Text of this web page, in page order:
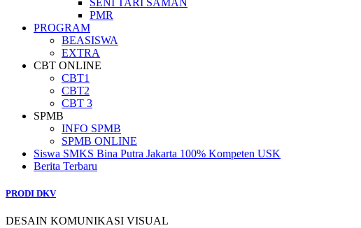
PMR
PROGRAM
BEASISWA
EXTRA
CBT ONLINE
CBT1
CBT2
CBT 3
SPMB
INFO SPMB
SPMB ONLINE
Siswa SMKS Bina Putra Jakarta 100% Kompeten USK
Berita Terbaru
PRODI DKV
DESAIN KOMUNIKASI VISUAL